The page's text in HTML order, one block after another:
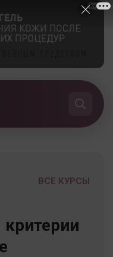
ВСЕ КУРСЫ